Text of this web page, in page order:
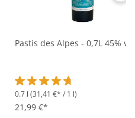
4.5 von 5 Sternen
Pastis des Alpes - 0,7L 45% vol
Durchschnittliche
0.7 l (31,41 €* / 1 l)
21,99 €*